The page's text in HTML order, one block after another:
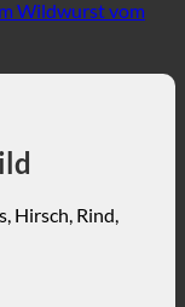
Wildwurst vom
Hirsch, Rind,